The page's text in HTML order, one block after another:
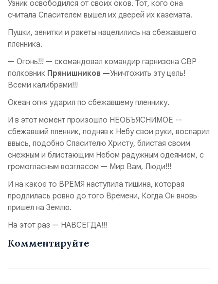
Узник освободился от своих оков. Тот, кого она
считала Спасителем вышел их дверей их каземата.
Пушки, зенитки и ракеты нацелились на сбежавшего
пленника.
— Огонь!!! — скомандовал командир гарнизона СВР
полковник Прянишников —Уничтожить эту цель!
Всеми калибрами!!!
Океан огня ударил по сбежавшему пленнику.
И в этот момент произошло НЕОБЪЯСНИМОЕ --
сбежавший пленник, подняв к Небу свои руки, воспарил
ввысь, подобно Спасителю Христу, блистая своим
снежным и блистающим Небом радужным одеянием, с
громогласным возгласом — Мир Вам, Люди!!!
И на какое то ВРЕМЯ наступила тишина, которая
продлилась ровно до того Времени, Когда Он вновь
пришел на Землю.
На этот раз — НАВСЕГДА!!!
Комментируйте